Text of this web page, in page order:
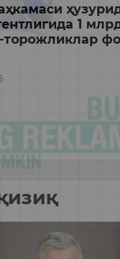
1
торожликлар